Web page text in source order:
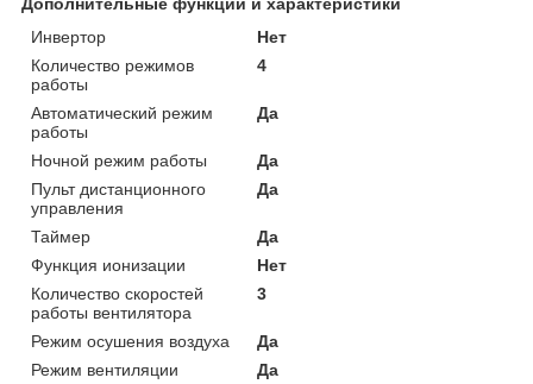
Инвертор
Нет
Количество режимов
работы
4
Автоматический режим
работы
Да
Ночной режим работы
Да
Пульт дистанционного
управления
Да
Таймер
Да
Функция ионизации
Нет
Количество скоростей
работы вентилятора
3
Режим осушения воздуха
Да
Режим вентиляции
Да